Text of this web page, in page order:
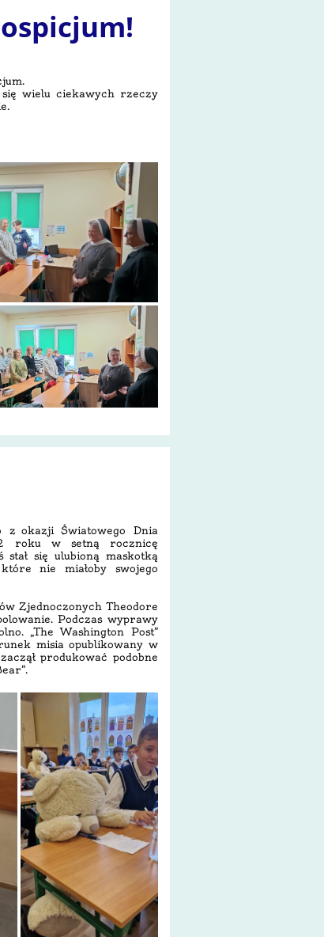
się wielu ciekawych rzeczy
z okazji Światowego Dnia
roku w setną rocznicę
stał się ulubioną maskotką
nie miałoby swojego
Zjednoczonych Theodore
Podczas wyprawy
„The Washington Post”
misia opublikowany w
produkować podobne